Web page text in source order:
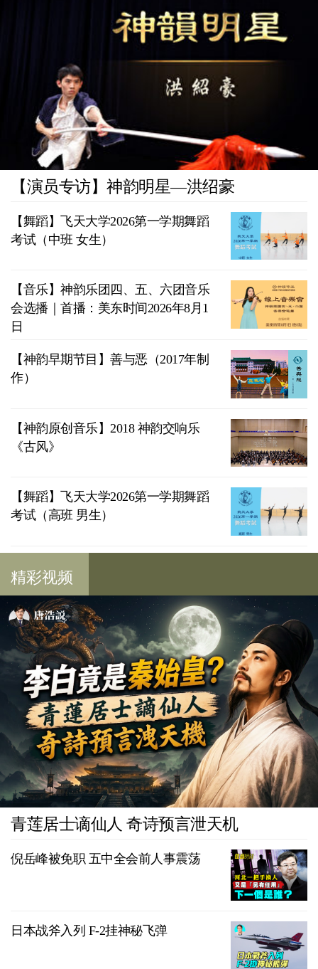
【演员专访】神韵明星—洪绍豪
【舞蹈】飞天大学2026第一学期舞蹈
考试（中班 女生）
【音乐】神韵乐团四、五、六团音乐
会选播｜首播：美东时间2026年8月1
日
【神韵早期节目】善与恶（2017年制
作）
【神韵原创音乐】2018 神韵交响乐
《古风》
【舞蹈】飞天大学2026第一学期舞蹈
考试（高班 男生）
精彩视频
青莲居士谪仙人 奇诗预言泄天机
倪岳峰被免职 五中全会前人事震荡
日本战斧入列 F-2挂神秘飞弹